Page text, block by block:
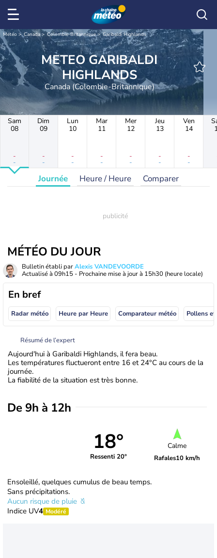
Météo Canada Colombie-Britannique Garibaldi Highlands
METEO GARIBALDI
HIGHLANDS
Canada (Colombie-Britannique)
Sam
08
-
-
Dim
09
-
-
Lun
10
-
-
Mar
11
-
-
Mer
12
-
-
Jeu
13
-
-
Ven
14
-
-
Journée Heure / Heure Comparer
MÉTÉO DU JOUR
Bulletin établi parAlexis VANDEVOORDE
Actualisé à 09h15 - Prochaine mise à jour à 15h30 (heure locale)
En bref
Radar météo Heure par Heure Comparateur météo Pollens
Résumé de l’expert
Aujourd'hui à Garibaldi Highlands, il fera beau.
Les températures fluctueront entre 16 et 24°C au cours de la
journée.
La fiabilité de la situation est très bonne.
De 9h à 12h
18°
Ressenti 20°
Calme
Rafales10 km/h
Ensoleillé, quelques cumulus de beau temps.
Sans précipitations.
Aucun risque de pluie
Indice UV4 Modéré